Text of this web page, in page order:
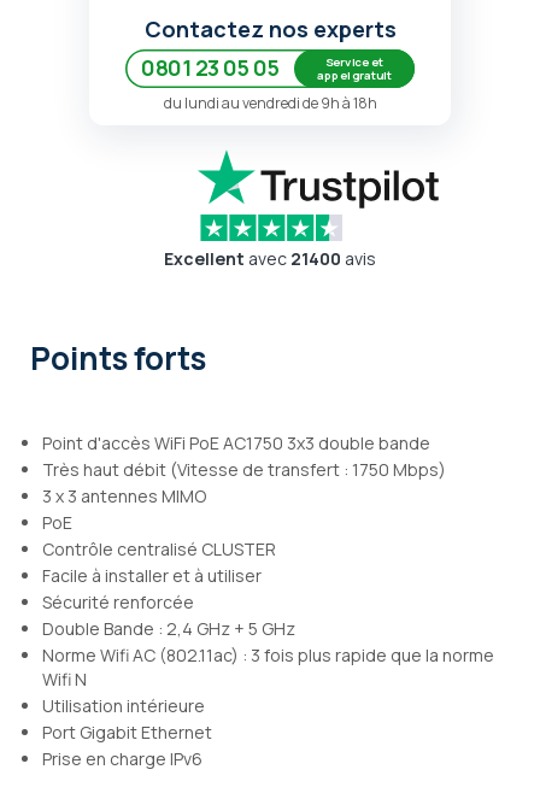
Contactez nos experts
0801 23 05 05
Service et
appel gratuit
du lundi au vendredi de 9h à 18h
Excellent avec 21400 avis
Points forts
Point d'accès WiFi PoE AC1750 3x3 double bande
Très haut débit (Vitesse de transfert : 1750 Mbps)
3 x 3 antennes MIMO
PoE
Contrôle centralisé CLUSTER
Facile à installer et à utiliser
Sécurité renforcée
Double Bande : 2,4 GHz + 5 GHz
Norme Wifi AC (802.11ac) : 3 fois plus rapide que la norme
Wifi N
Utilisation intérieure
Port Gigabit Ethernet
Prise en charge IPv6